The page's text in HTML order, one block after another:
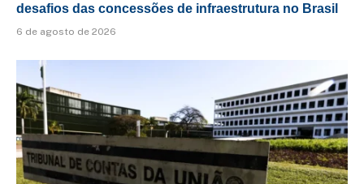
desafios das concessões de infraestrutura no Brasil
6 de agosto de 2026